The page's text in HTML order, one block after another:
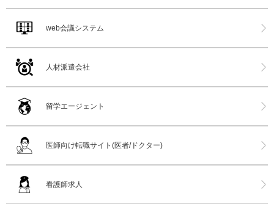
web会議システム
人材派遣会社
留学エージェント
医師向け転職サイト(医者/ドクター)
看護師求人